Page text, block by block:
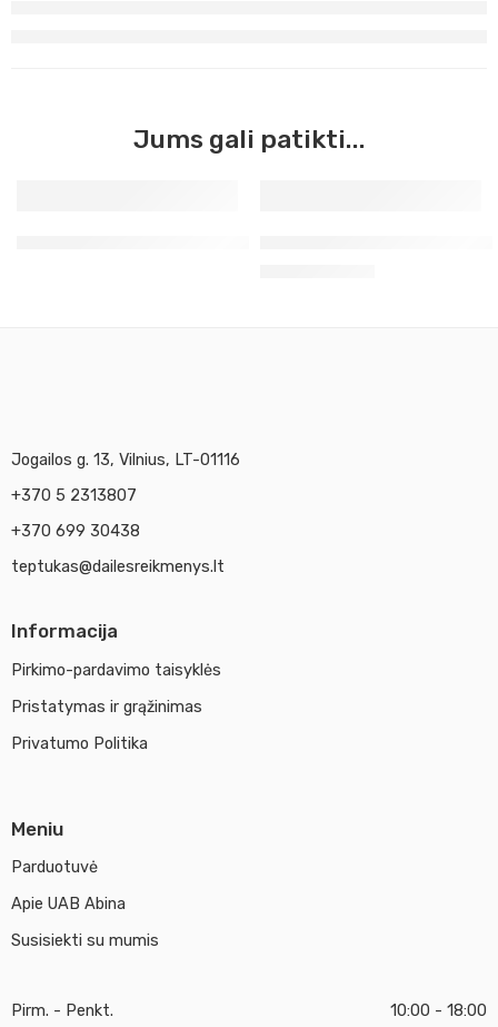
Jums gali patikti...
Jogailos g. 13, Vilnius, LT-01116
+370 5 2313807
+370 699 30438
teptukas@dailesreikmenys.lt
Informacija
Pirkimo-pardavimo taisyklės
Pristatymas ir grąžinimas
Privatumo Politika
Meniu
Parduotuvė
Apie UAB Abina
Susisiekti su mumis
Pirm. - Penkt. 10:00 - 18:00